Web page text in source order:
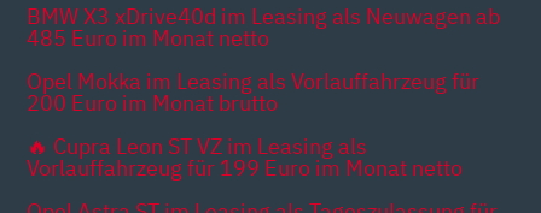
BMW X3 xDrive40d im Leasing als Neuwagen ab
485 Euro im Monat netto
Opel Mokka im Leasing als Vorlauffahrzeug für
200 Euro im Monat brutto
🔥 Cupra Leon ST VZ im Leasing als
Vorlauffahrzeug für 199 Euro im Monat netto